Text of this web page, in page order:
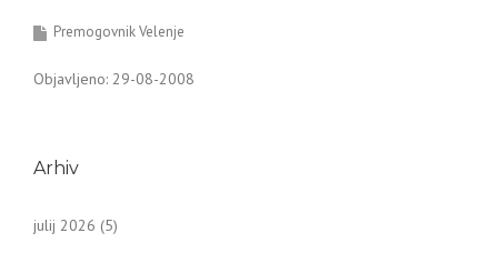
Premogovnik Velenje
Objavljeno: 29-08-2008
Arhiv
julij 2026 (5)